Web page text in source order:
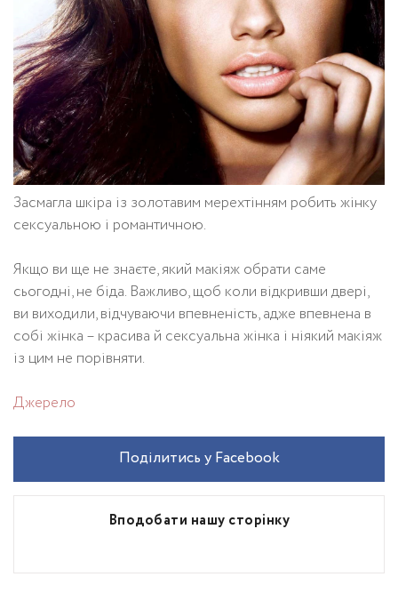
Засмагла шкіра із золотавим мерехтінням робить жінку
сексуальною і романтичною.
Якщо ви ще не знаєте, який макіяж обрати саме
сьогодні, не біда. Важливо, щоб коли відкривши двері,
ви виходили, відчуваючи впевненість, адже впевнена в
собі жінка – красива й сексуальна жінка і ніякий макіяж
із цим не порівняти.
Джерело
Вподобати нашу сторінку
Поділитись у Facebook